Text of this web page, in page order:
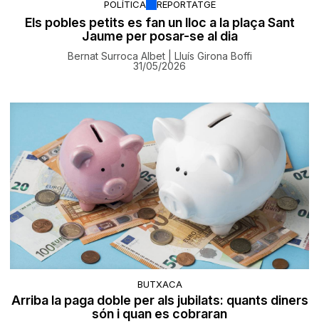
POLÍTICA REPORTATGE
Els pobles petits es fan un lloc a la plaça Sant
Jaume per posar-se al dia
Bernat Surroca Albet | Lluís Girona Boffi
31/05/2026
BUTXACA
Arriba la paga doble per als jubilats: quants diners
són i quan es cobraran